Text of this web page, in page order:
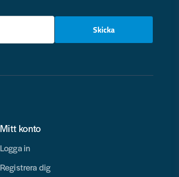
Skicka
Mitt konto
Logga in
Registrera dig